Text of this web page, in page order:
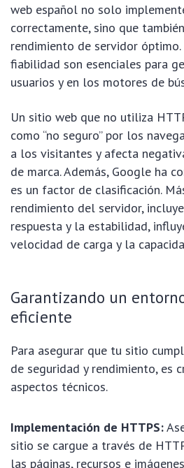
web español no solo
correctamente, sino que
rendimiento de servidor
fiabilidad son esenciales para
usuarios y en los motores de
Un sitio web que no utiliza
como “no seguro” por los
a los visitantes y afecta
de marca. Además, Google ha
es un factor de clasificación.
rendimiento del servidor,
respuesta y la estabilidad,
velocidad de carga y la
Garantizando un
eficiente
Para asegurar que tu sitio
de seguridad y rendimiento, es
aspectos técnicos.
Implementación de HTTPS:
sitio se cargue a través de
las páginas, recursos e